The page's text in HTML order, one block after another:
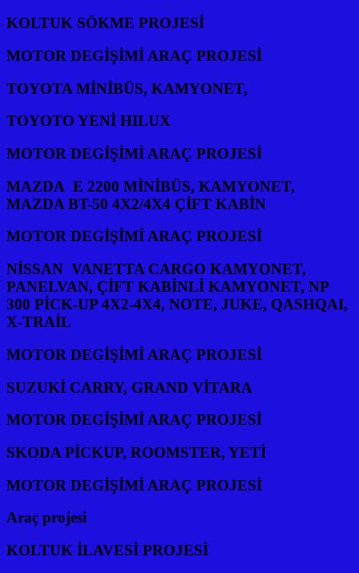
KOLTUK SÖKME PROJESİ
MOTOR DEGİŞİMİ ARAÇ PROJESİ
TOYOTA MİNİBÜS, KAMYONET,
TOYOTO YENİ HILUX
MOTOR DEGİŞİMİ ARAÇ PROJESİ
MAZDA E 2200 MİNİBÜS, KAMYONET,
MAZDA BT-50 4X2/4X4 ÇİFT KABİN
MOTOR DEGİŞİMİ ARAÇ PROJESİ
NİSSAN VANETTA CARGO KAMYONET,
PANELVAN, ÇİFT KABİNLİ KAMYONET, NP
300 PİCK-UP 4X2-4X4, NOTE, JUKE, QASHQAI,
X-TRAİL
MOTOR DEGİŞİMİ ARAÇ PROJESİ
SUZUKİ CARRY, GRAND VİTARA
MOTOR DEGİŞİMİ ARAÇ PROJESİ
SKODA PİCKUP, ROOMSTER, YETİ
MOTOR DEGİŞİMİ ARAÇ PROJESİ
Araç projesi
KOLTUK İLAVESİ PROJESİ